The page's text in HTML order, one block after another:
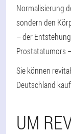
Normalisierung
sondern den
– der
Prostatatumors
Sie können
Deutschland
UM